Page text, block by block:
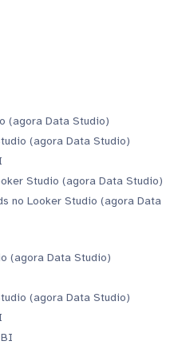
(agora Data Studio)
(agora Data Studio)
Studio (agora Data Studio)
no Looker Studio (agora Data
(agora Data Studio)
(agora Data Studio)